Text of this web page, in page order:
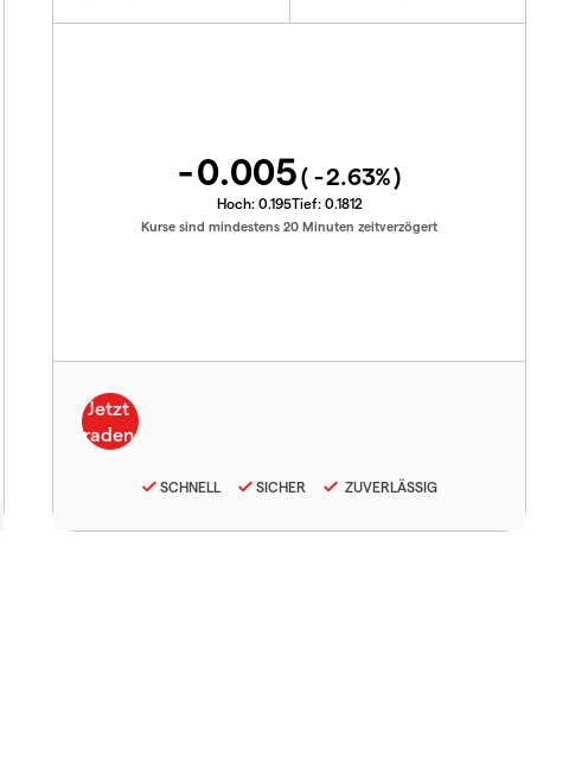
-0.005( -2.63%)
Hoch: 0.195Tief: 0.1812
Kurse sind mindestens 20 Minuten zeitverzögert
SCHNELL SICHER ZUVERLÄSSIG